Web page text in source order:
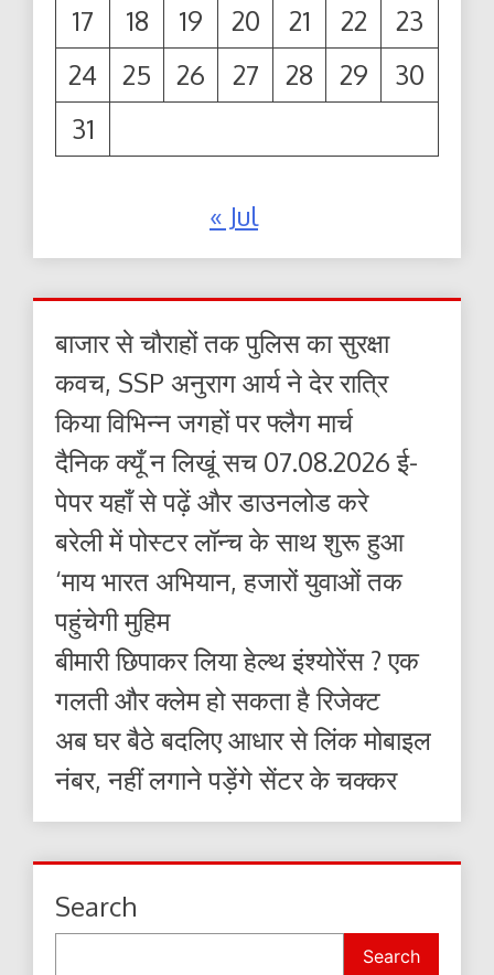
17 18 19 20 21 22
23
24
25 26 27 28 29
30
31
« Jul
बाजार से चौराहों तक पुलिस का सुरक्षा
कवच, SSP अनुराग आर्य ने देर रात्रि
किया विभिन्न जगहों पर फ्लैग मार्च
दैनिक क्यूँ न लिखूं सच 07.08.2026 ई-
पेपर यहाँ से पढ़ें और डाउनलोड करे
बरेली में पोस्टर लॉन्च के साथ शुरू हुआ
‘माय भारत अभियान, हजारों युवाओं तक
पहुंचेगी मुहिम
बीमारी छिपाकर लिया हेल्थ इंश्योरेंस ? एक
गलती और क्लेम हो सकता है रिजेक्ट
अब घर बैठे बदलिए आधार से लिंक मोबाइल
नंबर, नहीं लगाने पड़ेंगे सेंटर के चक्कर
Search
Search